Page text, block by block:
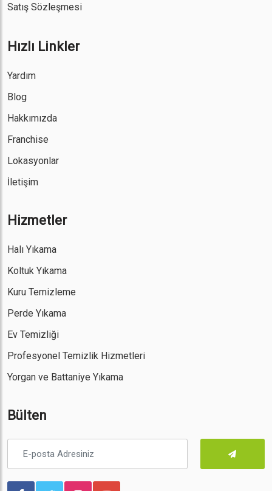
Satış Sözleşmesi
Hızlı Linkler
Yardım
Blog
Hakkımızda
Franchise
Lokasyonlar
İletişim
Hizmetler
Halı Yıkama
Koltuk Yıkama
Kuru Temizleme
Perde Yıkama
Ev Temizliği
Profesyonel Temizlik Hizmetleri
Yorgan ve Battaniye Yıkama
Bülten